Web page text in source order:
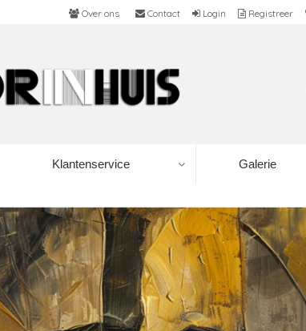
Over ons Contact Login Registreer
Klantenservice Galerie